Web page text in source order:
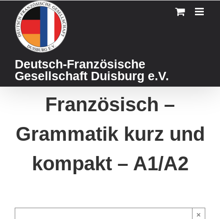
content
Deutsch-Französische
Gesellschaft Duisburg e.V.
Französisch –
Grammatik kurz und
kompakt – A1/A2
×